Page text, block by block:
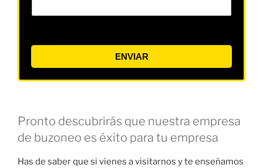
ENVIAR
Pronto descubrirás que nuestra empresa
de buzoneo es éxito para tu empresa
Has de saber que si vienes a visitarnos y te enseñamos